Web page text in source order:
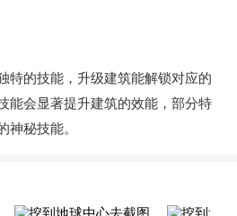
特的技能，升级建筑能解锁对应的
能会显著提升建筑的效能，部分特
神秘技能。